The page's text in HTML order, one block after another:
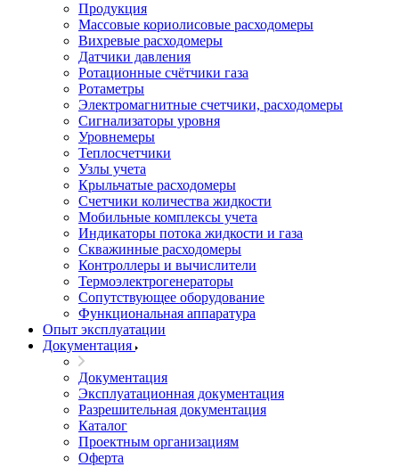
Продукция
Массовые кориолисовые расходомеры
Вихревые расходомеры
Датчики давления
Ротационные счётчики газа
Ротаметры
Электромагнитные счетчики, расходомеры
Сигнализаторы уровня
Уровнемеры
Теплосчетчики
Узлы учета
Крыльчатые расходомеры
Счетчики количества жидкости
Мобильные комплексы учета
Индикаторы потока жидкости и газа
Скважинные расходомеры
Контроллеры и вычислители
Термоэлектрогенераторы
Сопутствующее оборудование
Функциональная аппаратура
Опыт эксплуатации
Документация
Документация
Эксплуатационная документация
Разрешительная документация
Каталог
Проектным организациям
Оферта